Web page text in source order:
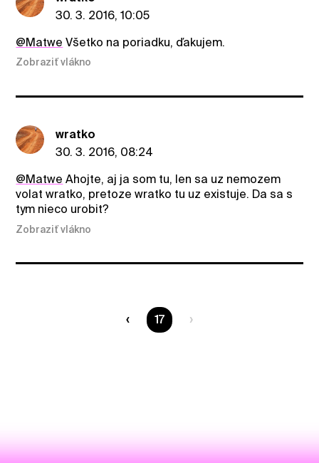
30. 3. 2016, 10:05
@Matwe Všetko na poriadku, ďakujem.
Zobraziť vlákno
wratko
30. 3. 2016, 08:24
@Matwe Ahojte, aj ja som tu, len sa uz nemozem
volat wratko, pretoze wratko tu uz existuje. Da sa s
tym nieco urobit?
Zobraziť vlákno
Ste na strane
17